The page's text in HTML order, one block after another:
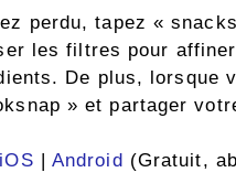
perdu, tapez «
les filtres pour
De plus, lorsque
» et partager
iOS Android (Gratuit,